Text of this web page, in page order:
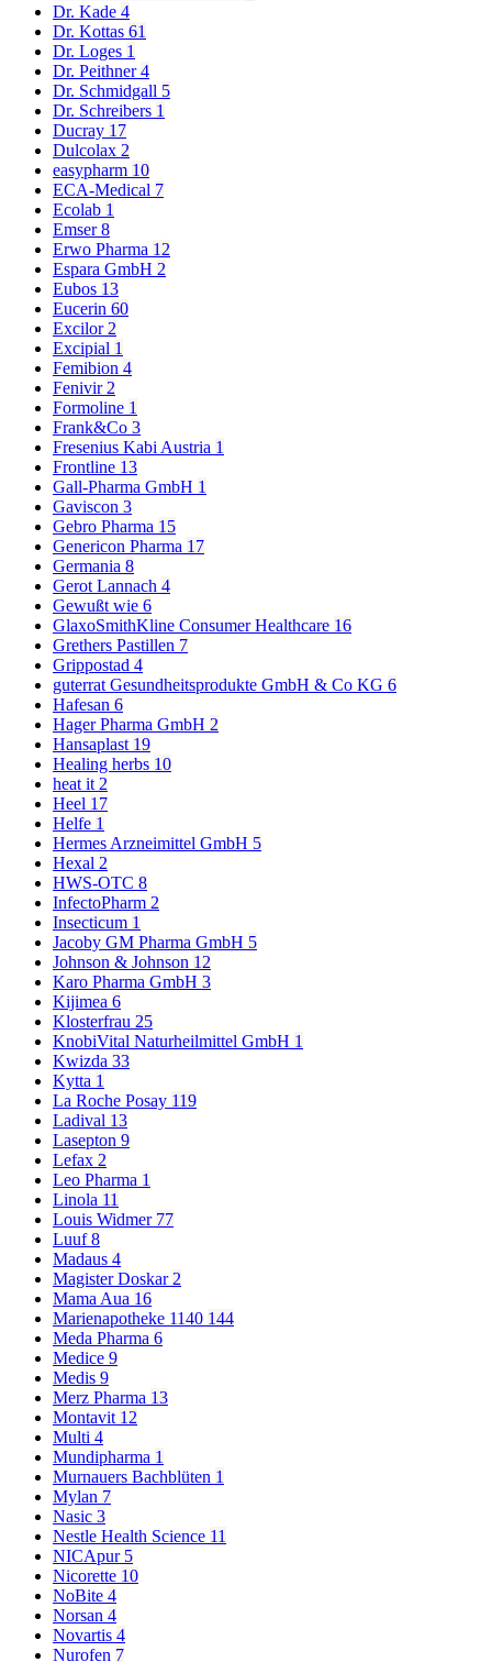
Dr. Kade 4
Dr. Kottas 61
Dr. Loges 1
Dr. Peithner4
Dr. Schmidgall 5
Dr. Schreibers 1
Ducray 17
Dulcolax 2
easypharm 10
ECA-Medical 7
Ecolab 1
Emser8
Erwo Pharma 12
Espara GmbH 2
Eubos 13
Eucerin 60
Excilor 2
Excipial 1
Femibion 4
Fenivir 2
Formoline 1
Frank&Co 3
Fresenius Kabi Austria 1
Frontline 13
Gall-Pharma GmbH 1
Gaviscon 3
Gebro Pharma 15
Genericon Pharma 17
Germania 8
Gerot Lannach 4
Gewußt wie 6
GlaxoSmithKline Consumer Healthcare 16
Grethers Pastillen 7
Grippostad 4
guterrat Gesundheitsprodukte GmbH & Co KG 6
Hafesan 6
Hager Pharma GmbH 2
Hansaplast 19
Healing herbs 10
heat it 2
Heel 17
Helfe 1
Hermes Arzneimittel GmbH 5
Hexal 2
HWS-OTC 8
InfectoPharm 2
Insecticum 1
Jacoby GM Pharma GmbH 5
Johnson & Johnson 12
Karo Pharma GmbH 3
Kijimea 6
Klosterfrau 25
KnobiVital Naturheilmittel GmbH 1
Kwizda 33
Kytta 1
La Roche Posay 119
Ladival 13
Lasepton 9
Lefax 2
Leo Pharma 1
Linola 11
Louis Widmer 77
Luuf8
Madaus 4
Magister Doskar 2
Mama Aua 16
Marienapotheke 1140 144
Meda Pharma 6
Medice 9
Medis 9
Merz Pharma 13
Montavit 12
Multi 4
Mundipharma 1
Murnauers Bachblüten 1
Mylan 7
Nasic 3
Nestle Health Science 11
NICApur 5
Nicorette 10
NoBite 4
Norsan 4
Novartis 4
Nurofen 7